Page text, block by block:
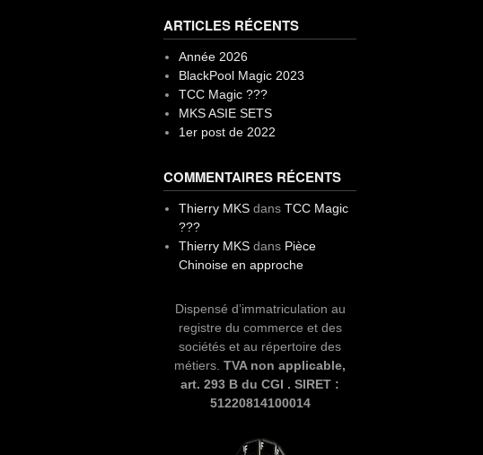
ARTICLES RÉCENTS
Année 2026
BlackPool Magic 2023
TCC Magic ???
MKS ASIE SETS
1er post de 2022
COMMENTAIRES RÉCENTS
Thierry MKSdans TCC Magic
???
Thierry MKSdans Pièce
Chinoise en approche
Dispensé d’immatriculation au
registre du commerce et des
sociétés et au répertoire des
métiers. TVA non applicable,
art. 293 B du CGI . SIRET :
51220814100014